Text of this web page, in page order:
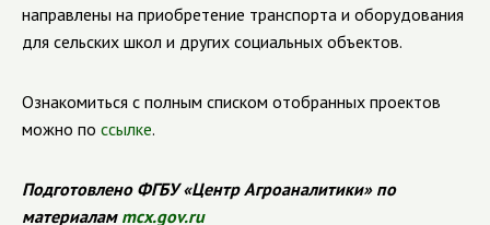
направлены на приобретение транспорта и оборудования
для сельских школ и других социальных объектов.
Ознакомиться с полным списком отобранных проектов
можно по ссылке.
Подготовлено ФГБУ «Центр Агроаналитики» по
материалам mcx.gov.ru